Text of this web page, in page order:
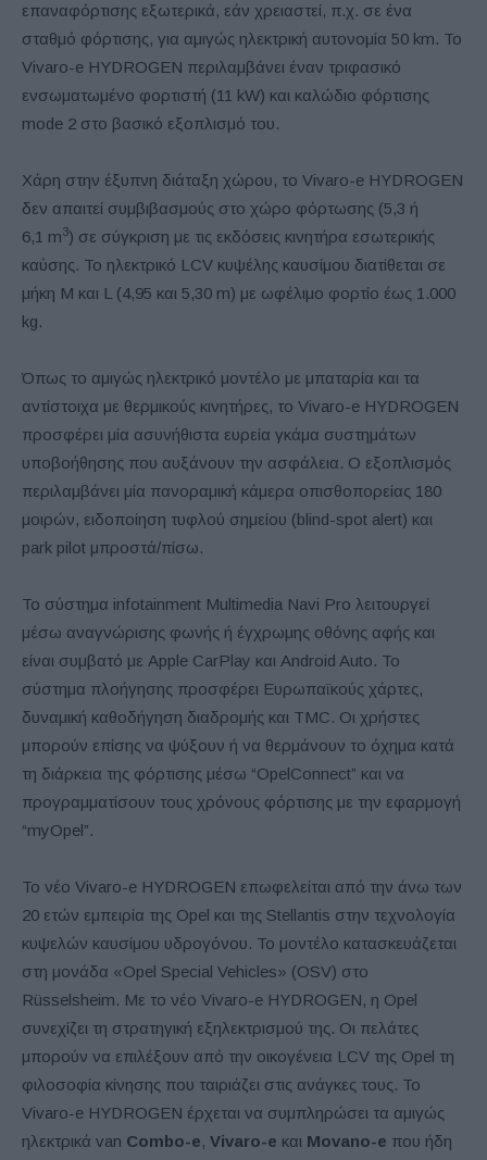
επαναφόρτισης εξωτερικά, εάν χρειαστεί, π.χ. σε ένα
σταθμό φόρτισης, για αμιγώς ηλεκτρική αυτονομία 50 km. Το
Vivaro-e HYDROGEN περιλαμβάνει έναν τριφασικό
ενσωματωμένο φορτιστή (11 kW) και καλώδιο φόρτισης
mode 2 στο βασικό εξοπλισμό του.
Χάρη στην έξυπνη διάταξη χώρου, το Vivaro-e HYDROGEN
δεν απαιτεί συμβιβασμούς στο χώρο φόρτωσης (5,3 ή
6,1 m3) σε σύγκριση με τις εκδόσεις κινητήρα εσωτερικής
καύσης. Το ηλεκτρικό LCV κυψέλης καυσίμου διατίθεται σε
μήκη M και L (4,95 και 5,30 m) με ωφέλιμο φορτίο έως 1.000
kg.
Όπως το αμιγώς ηλεκτρικό μοντέλο με μπαταρία και τα
αντίστοιχα με θερμικούς κινητήρες, το Vivaro-e HYDROGEN
προσφέρει μία ασυνήθιστα ευρεία γκάμα συστημάτων
υποβοήθησης που αυξάνουν την ασφάλεια. Ο εξοπλισμός
περιλαμβάνει μία πανοραμική κάμερα οπισθοπορείας 180
μοιρών, ειδοποίηση τυφλού σημείου (blind-spot alert) και
park pilot μπροστά/πίσω.
Το σύστημα infotainment Multimedia Navi Pro λειτουργεί
μέσω αναγνώρισης φωνής ή έγχρωμης οθόνης αφής και
είναι συμβατό με Apple CarPlay και Android Auto. Το
σύστημα πλοήγησης προσφέρει Ευρωπαϊκούς χάρτες,
δυναμική καθοδήγηση διαδρομής και TMC. Οι χρήστες
μπορούν επίσης να ψύξουν ή να θερμάνουν το όχημα κατά
τη διάρκεια της φόρτισης μέσω “OpelConnect” και να
προγραμματίσουν τους χρόνους φόρτισης με την εφαρμογή
“myOpel”.
Το νέο Vivaro-e HYDROGEN επωφελείται από την άνω των
20 ετών εμπειρία της Opel και της Stellantis στην τεχνολογία
κυψελών καυσίμου υδρογόνου. Το μοντέλο κατασκευάζεται
στη μονάδα «Opel Special Vehicles» (OSV) στο
Rüsselsheim. Με το νέο Vivaro-e HYDROGEN, η Opel
συνεχίζει τη στρατηγική εξηλεκτρισμού της. Οι πελάτες
μπορούν να επιλέξουν από την οικογένεια LCV της Opel τη
φιλοσοφία κίνησης που ταιριάζει στις ανάγκες τους. Το
Vivaro-e HYDROGEN έρχεται να συμπληρώσει τα αμιγώς
ηλεκτρικά van Combo-e, Vivaro-e και Movano-e που ήδη